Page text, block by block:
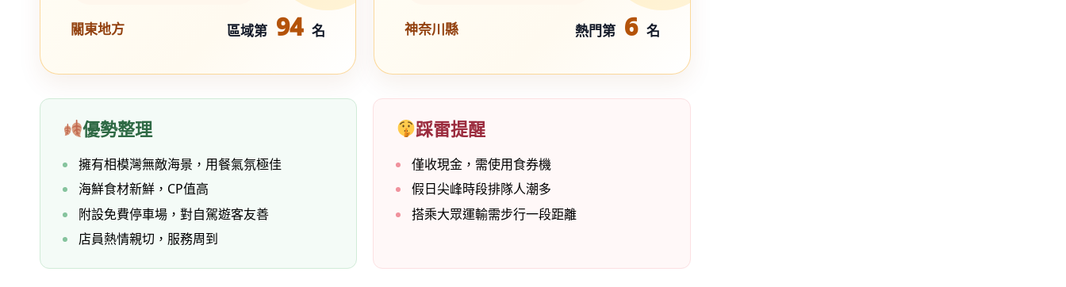
關東地方 區域第 94 名 神奈川縣 熱門第 6 名
優勢整理
擁有相模灣無敵海景，用餐氣氛極佳
海鮮食材新鮮，CP值高
附設免費停車場，對自駕遊客友善
店員熱情親切，服務周到
踩雷提醒
僅收現金，需使用食券機
假日尖峰時段排隊人潮多
搭乘大眾運輸需步行一段距離